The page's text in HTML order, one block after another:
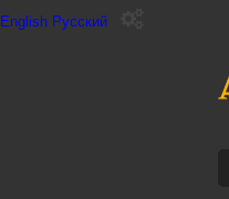
English Русский